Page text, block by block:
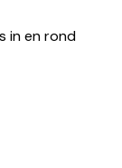
in en rond